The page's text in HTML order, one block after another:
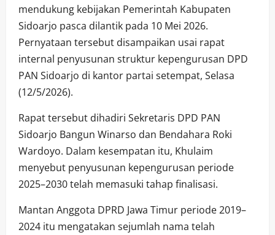
mendukung kebijakan Pemerintah Kabupaten
Sidoarjo pasca dilantik pada 10 Mei 2026.
Pernyataan tersebut disampaikan usai rapat
internal penyusunan struktur kepengurusan DPD
PAN Sidoarjo di kantor partai setempat, Selasa
(12/5/2026).
Rapat tersebut dihadiri Sekretaris DPD PAN
Sidoarjo Bangun Winarso dan Bendahara Roki
Wardoyo. Dalam kesempatan itu, Khulaim
menyebut penyusunan kepengurusan periode
2025–2030 telah memasuki tahap finalisasi.
Mantan Anggota DPRD Jawa Timur periode 2019–
2024 itu mengatakan sejumlah nama telah